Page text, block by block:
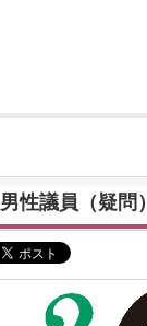
男性議員（疑問）